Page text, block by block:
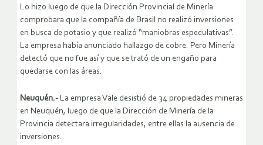
Lo hizo luego de que la Dirección Provincial de Minería
comprobara que la compañía de Brasil no realizó inversiones
en busca de potasio y que realizó “maniobras especulativas”.
La empresa había anunciado hallazgo de cobre. Pero Minería
detectó que no fue así y que se trató de un engaño para
quedarse con las áreas.
Neuquén.- La empresa Vale desistió de 34 propiedades mineras
en Neuquén, luego de que la Dirección de Minería de la
Provincia detectara irregularidades, entre ellas la ausencia de
inversiones.